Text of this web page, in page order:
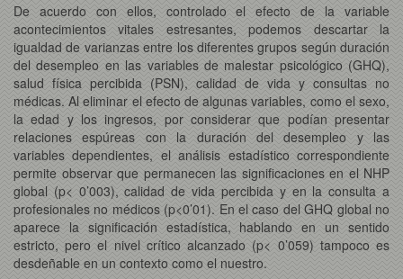
De acuerdo con ellos, controlado el efecto de la variable
acontecimientos vitales estresantes, podemos descartar la
igualdad de varianzas entre los diferentes grupos según duración
del desempleo en las variables de malestar psicológico (GHQ),
salud física percibida (PSN), calidad de vida y consultas no
médicas. Al eliminar el efecto de algunas variables, como el sexo,
la edad y los ingresos, por considerar que podían presentar
relaciones espúreas con la duración del desempleo y las
variables dependientes, el análisis estadístico correspondiente
permite observar que permanecen las significaciones en el NHP
global (p< 0’003), calidad de vida percibida y en la consulta a
profesionales no médicos (p<0’01). En el caso del GHQ global no
aparece la significación estadística, hablando en un sentido
estricto, pero el nivel crítico alcanzado (p< 0’059) tampoco es
desdeñable en un contexto como el nuestro.